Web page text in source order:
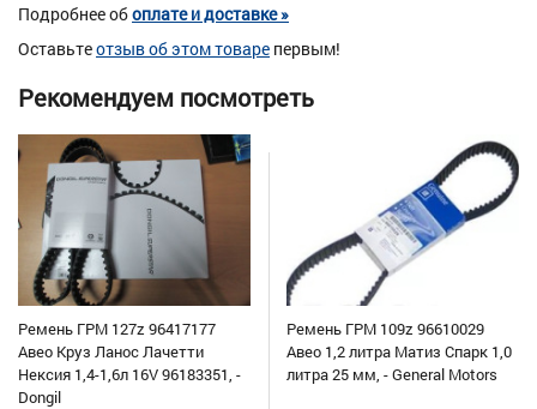
Подробнее обоплате и доставке »
Оставьтеотзыв об этом товаре первым!
Рекомендуем посмотреть
Ремень ГРМ 127z 96417177
Авео Круз Ланос Лачетти
Нексия 1,4-1,6л 16V 96183351, -
Dongil
Ремень ГРМ 109z 96610029
Авео 1,2 литра Матиз Спарк 1,0
литра 25 мм, - General Motors